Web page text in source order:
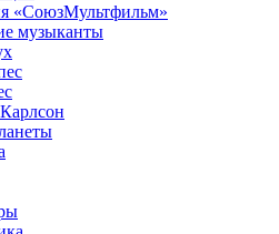
«СоюзМультфильм»
музыканты